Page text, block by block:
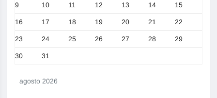
agosto 2026
9 10 11 12 13 14 15
16 17 18 19 20 21 22
23 24 25 26 27 28 29
30 31